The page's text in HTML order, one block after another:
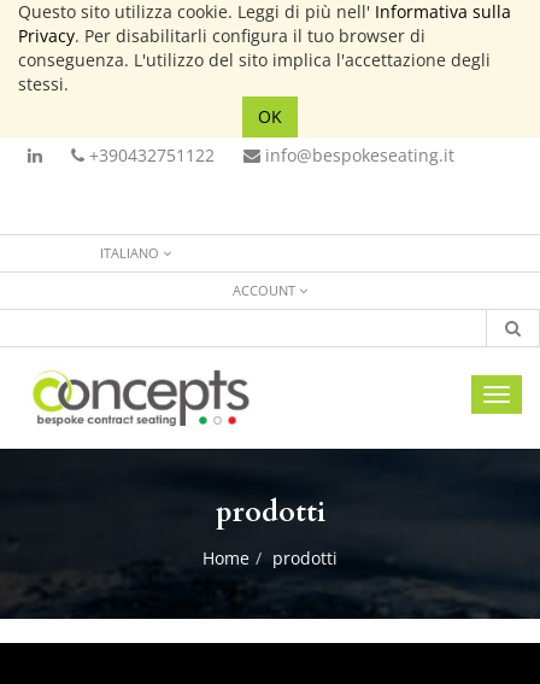
Questo sito utilizza cookie. Leggi di più nell' Informativa sulla
Privacy. Per disabilitarli configura il tuo browser di
conseguenza. L'utilizzo del sito implica l'accettazione degli
stessi.
OK
+390432751122
info@bespokeseating.it
ITALIANO
ACCOUNT
prodotti
Home prodotti